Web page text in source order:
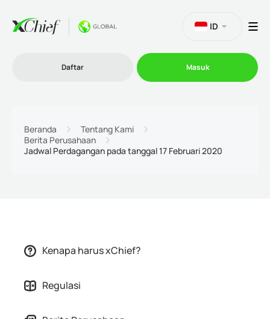
Platform
ID
Daftar Masuk
Beranda
Tentang Kami
Berita Perusahaan
Jadwal Perdagangan pada tanggal 17 Februari 2020
Kenapa harus xChief?
Regulasi